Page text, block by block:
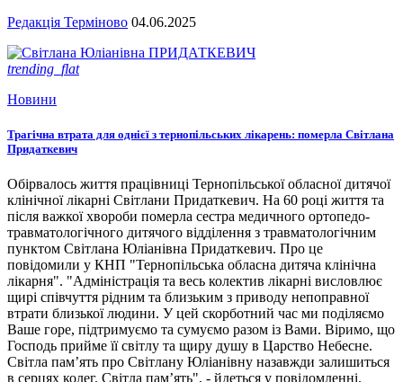
Редакція Терміново 04.06.2025
trending_flat
Новини
Трагічна втрата для однієї з тернопільських лікарень: померла Світлана
Придаткевич
Обірвалось життя працівниці Тернопільської обласної дитячої
клінічної лікарні Світлани Придаткевич. На 60 році життя та
після важкої хвороби померла сестра медичного ортопедо-
травматологічного дитячого відділення з травматологічним
пунктом Світлана Юліанівна Придаткевич. Про це
повідомили у КНП "Тернопільська обласна дитяча клінічна
лікарня". "Адміністрація та весь колектив лікарні висловлює
щирі співчуття рідним та близьким з приводу непоправної
втрати близької людини. У цей скорботний час ми поділяємо
Ваше горе, підтримуємо та сумуємо разом із Вами. Віримо, що
Господь прийме її світлу та щиру душу в Царство Небесне.
Світла пам’ять про Світлану Юліанівну назавжди залишиться
в серцях колег. Світла пам’ять", - йдеться у повідомленні.